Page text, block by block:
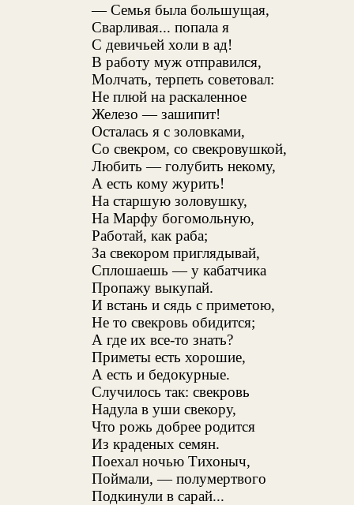
— Семья была большущая,
Сварливая... попала я
С девичьей холи в ад!
В работу муж отправился,
Молчать, терпеть советовал:
Не плюй на раскаленное
Железо — зашипит!
Осталась я с золовками,
Со свекром, со свекровушкой,
Любить — голубить некому,
А есть кому журить!
На старшую золовушку,
На Марфу богомольную,
Работай, как раба;
За свекором приглядывай,
Сплошаешь — у кабатчика
Пропажу выкупай.
И встань и сядь с приметою,
Не то свекровь обидится;
А где их все-то знать?
Приметы есть хорошие,
А есть и бедокурные.
Случилось так: свекровь
Надула в уши свекору,
Что рожь добрее родится
Из краденых семян.
Поехал ночью Тихоныч,
Поймали, — полумертвого
Подкинули в сарай...